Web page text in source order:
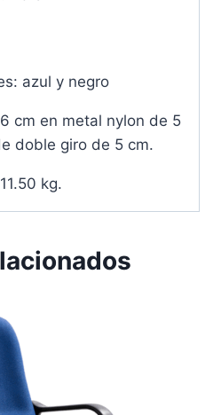
azul y negro
cm en metal nylon de 5
doble giro de 5 cm.
kg.